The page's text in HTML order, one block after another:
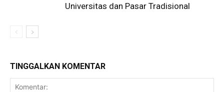
Universitas dan Pasar Tradisional
TINGGALKAN KOMENTAR